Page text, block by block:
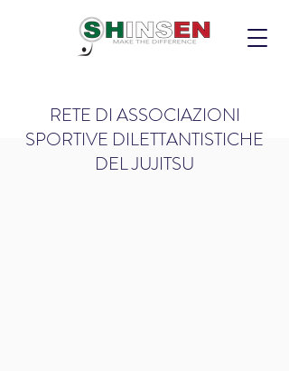
RETE DI ASSOCIAZIONI
SPORTIVE DILETTANTISTICHE
DEL JUJITSU